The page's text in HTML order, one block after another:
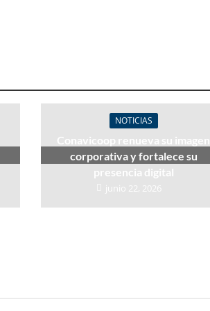
NOTICIAS
Conavicoop renueva su imagen
corporativa y fortalece su
presencia digital
junio 22, 2026